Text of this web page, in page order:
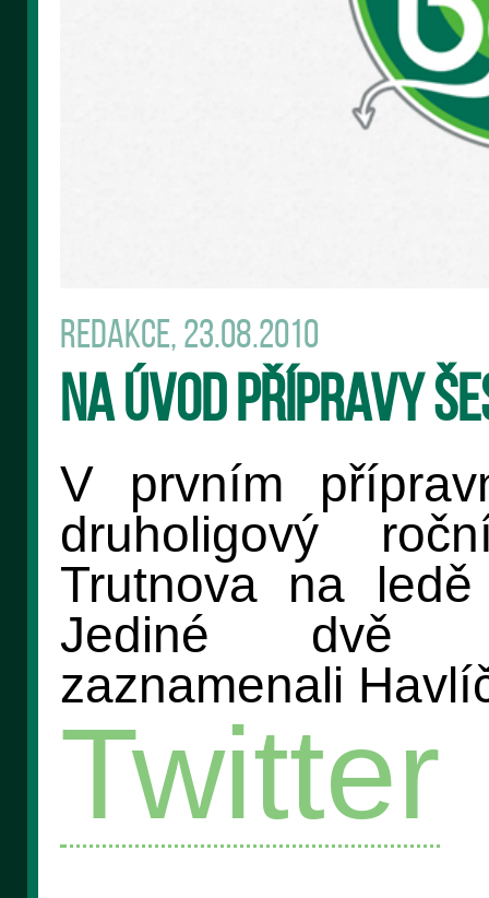
Redakce, 23.08.2010
Na úvod přípravy
V prvním
druholigový
Trutnova na
Jediné dvě
zaznamenali
Twitter